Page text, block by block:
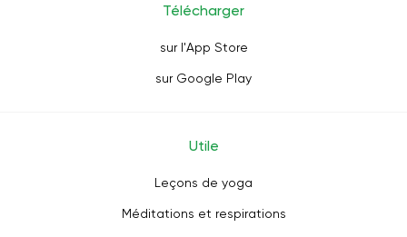
Télécharger
sur l'App Store
sur Google Play
Utile
Leçons de yoga
Méditations et respirations